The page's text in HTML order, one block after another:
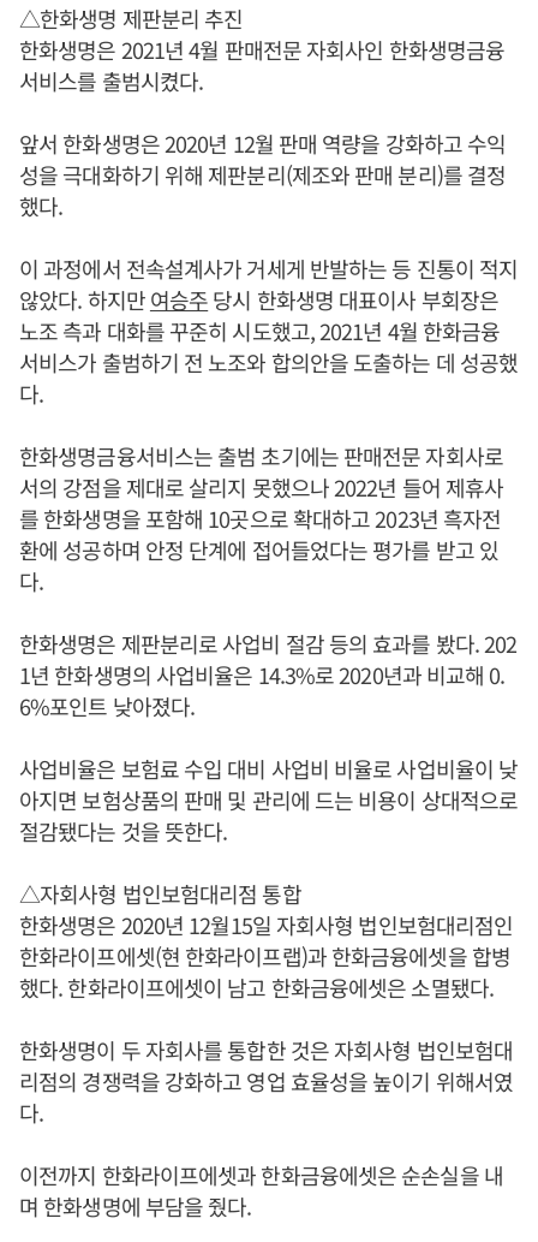
△한화생명 제판분리 추진
한화생명은 2021년 4월 판매전문 자회사인 한화생명금융
서비스를 출범시켰다.
앞서 한화생명은 2020년 12월 판매 역량을 강화하고 수익
성을 극대화하기 위해 제판분리(제조와 판매 분리)를 결정
했다.
이 과정에서 전속설계사가 거세게 반발하는 등 진통이 적지
않았다. 하지만여승주당시 한화생명 대표이사 부회장은
노조 측과 대화를 꾸준히 시도했고, 2021년 4월 한화금융
서비스가 출범하기 전 노조와 합의안을 도출하는 데 성공했
다.
한화생명금융서비스는 출범 초기에는 판매전문 자회사로
서의 강점을 제대로 살리지 못했으나 2022년 들어 제휴사
를 한화생명을 포함해 10곳으로 확대하고 2023년 흑자전
환에 성공하며 안정 단계에 접어들었다는 평가를 받고 있
다.
한화생명은 제판분리로 사업비 절감 등의 효과를 봤다. 202
1년 한화생명의 사업비율은 14.3%로 2020년과 비교해 0.
6%포인트 낮아졌다.
사업비율은 보험료 수입 대비 사업비 비율로 사업비율이 낮
아지면 보험상품의 판매 및 관리에 드는 비용이 상대적으로
절감됐다는 것을 뜻한다.
△자회사형 법인보험대리점 통합
한화생명은 2020년 12월15일 자회사형 법인보험대리점인
한화라이프에셋(현 한화라이프랩)과 한화금융에셋을 합병
했다. 한화라이프에셋이 남고 한화금융에셋은 소멸됐다.
한화생명이 두 자회사를 통합한 것은 자회사형 법인보험대
리점의 경쟁력을 강화하고 영업 효율성을 높이기 위해서였
다.
이전까지 한화라이프에셋과 한화금융에셋은 순손실을 내
며 한화생명에 부담을 줬다.